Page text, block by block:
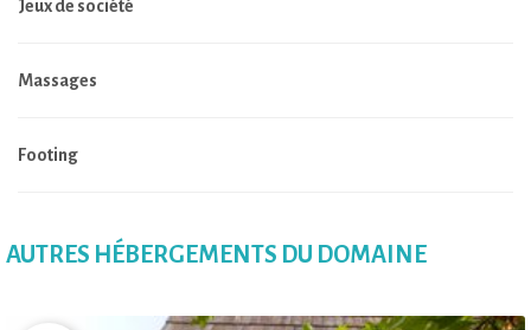
Jeux de société
Massages
Footing
AUTRES HÉBERGEMENTS DU DOMAINE